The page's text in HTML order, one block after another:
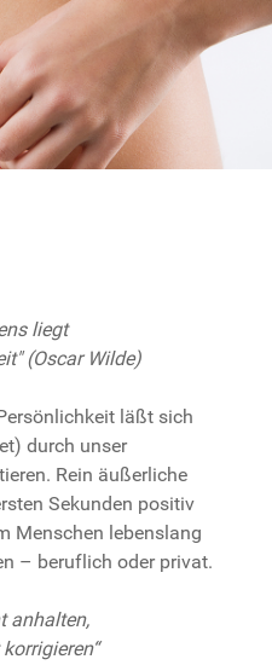
liegt
(Oscar Wilde)
läßt sich
durch unser
Rein äußerliche
Sekunden positiv
Menschen lebenslang
– beruflich oder privat.
anhalten,